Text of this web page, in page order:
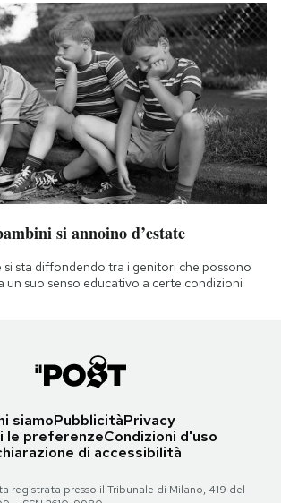
si annoino d’estate
si sta diffondendo tra i genitori che possono
un suo senso educativo a certe condizioni
siamoPubblicitàPrivacy
le preferenzeCondizioni d'uso
di accessibilità
registrata presso il Tribunale di Milano, 419 del